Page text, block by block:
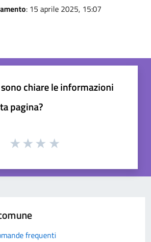
: 15 aprile 2025, 15:07
chiare le informazioni
pagina?
frequenti